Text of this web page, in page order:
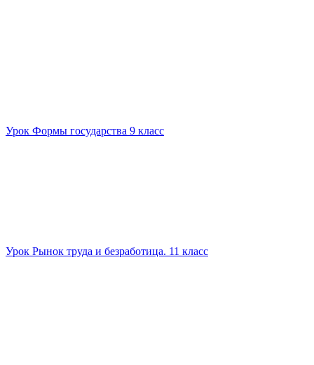
Урок Формы государства 9 класс
Урок Рынок труда и безработица. 11 класс